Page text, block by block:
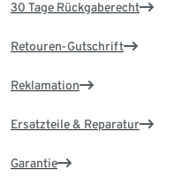
30 Tage Rückgaberecht
Retouren-Gutschrift
Reklamation
Ersatzteile & Reparatur
Garantie